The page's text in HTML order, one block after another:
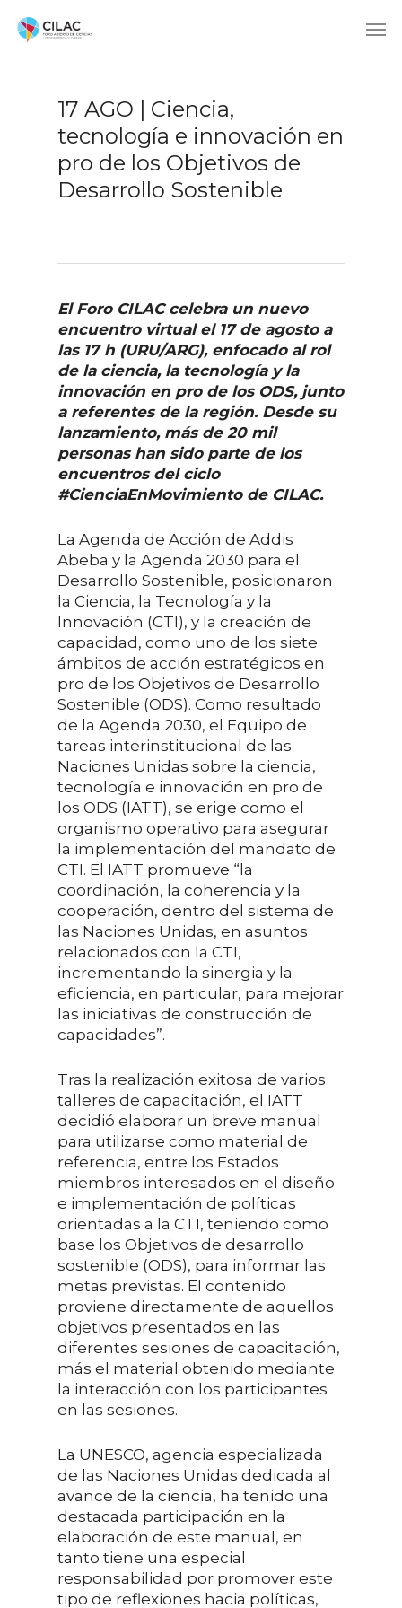
17 AGO | Ciencia,
tecnología e innovación en
pro de los Objetivos de
Desarrollo Sostenible
El Foro CILAC celebra un nuevo
encuentro virtual el 17 de agosto a
las 17 h (URU/ARG), enfocado al rol
de la ciencia, la tecnología y la
innovación en pro de los ODS, junto
a referentes de la región. Desde su
lanzamiento, más de 20 mil
personas han sido parte de los
encuentros del ciclo
#CienciaEnMovimiento de CILAC.
La Agenda de Acción de Addis
Abeba y la Agenda 2030 para el
Desarrollo Sostenible, posicionaron
la Ciencia, la Tecnología y la
Innovación (CTI), y la creación de
capacidad, como uno de los siete
ámbitos de acción estratégicos en
pro de los Objetivos de Desarrollo
Sostenible (ODS). Como resultado
de la Agenda 2030, el Equipo de
tareas interinstitucional de las
Naciones Unidas sobre la ciencia,
tecnología e innovación en pro de
los ODS (IATT), se erige como el
organismo operativo para asegurar
la implementación del mandato de
CTI. El IATT promueve “la
coordinación, la coherencia y la
cooperación, dentro del sistema de
las Naciones Unidas, en asuntos
relacionados con la CTI,
incrementando la sinergia y la
eficiencia, en particular, para mejorar
las iniciativas de construcción de
capacidades”.
Tras la realización exitosa de varios
talleres de capacitación, el IATT
decidió elaborar un breve manual
para utilizarse como material de
referencia, entre los Estados
miembros interesados en el diseño
e implementación de políticas
orientadas a la CTI, teniendo como
base los Objetivos de desarrollo
sostenible (ODS), para informar las
metas previstas. El contenido
proviene directamente de aquellos
objetivos presentados en las
diferentes sesiones de capacitación,
más el material obtenido mediante
la interacción con los participantes
en las sesiones.
La UNESCO, agencia especializada
de las Naciones Unidas dedicada al
avance de la ciencia, ha tenido una
destacada participación en la
elaboración de este manual, en
tanto tiene una especial
responsabilidad por promover este
tipo de reflexiones hacia políticas,